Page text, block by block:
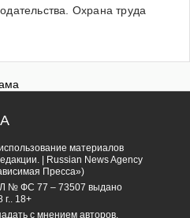
Охрана труда
материалов
| Russian News Agency
Пресса»)
№ ФС 77 – 73507 выдано
г.. 18+
с мнением авторов.